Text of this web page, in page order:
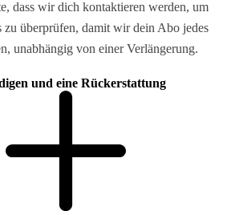
dass wir dich kontaktieren werden, um
zu überprüfen, damit wir dein Abo jedes
unabhängig von einer Verlängerung.
und eine Rückerstattung